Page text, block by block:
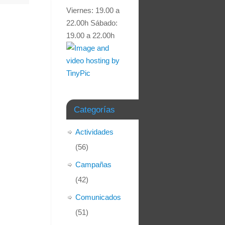
Viernes: 19.00 a
22.00h Sábado:
19.00 a 22.00h
Categorías
Actividades
(56)
Campañas
(42)
Comunicados
(51)